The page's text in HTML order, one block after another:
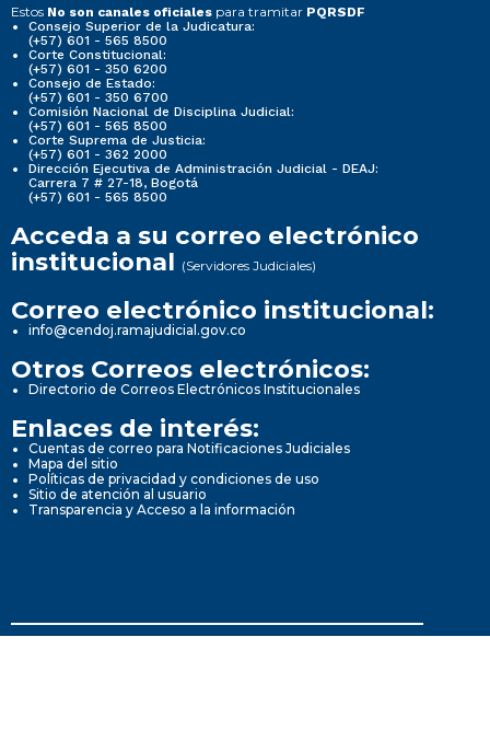
Estos No son canales oficiales para tramitar PQRSDF
Consejo Superior de la Judicatura:
(+57) 601 - 565 8500
Corte Constitucional:
(+57) 601 - 350 6200
Consejo de Estado:
(+57) 601 - 350 6700
Comisión Nacional de Disciplina Judicial:
(+57) 601 - 565 8500
Corte Suprema de Justicia:
(+57) 601 - 362 2000
Dirección Ejecutiva de Administración Judicial - DEAJ:
Carrera 7 # 27-18, Bogotá
(+57) 601 - 565 8500
Acceda a su correo electrónico
institucional (Servidores Judiciales)
Correo electrónico institucional:
info@cendoj.ramajudicial.gov.co
Otros Correos electrónicos:
Directorio de Correos Electrónicos Institucionales
Enlaces de interés:
Cuentas de correo para Notificaciones Judiciales
Mapa del sitio
Políticas de privacidad y condiciones de uso
Sitio de atención al usuario
Transparencia y Acceso a la información